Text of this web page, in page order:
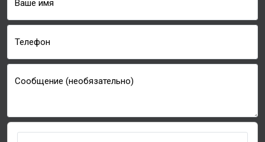
Ваше имя
Телефон
Сообщение (необязательно)